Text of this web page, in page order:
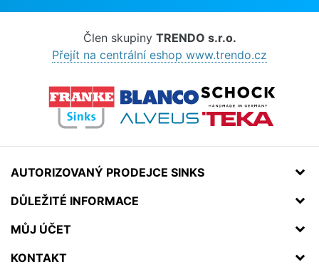
Člen skupiny TRENDO s.r.o.
Přejít na centrální eshop www.trendo.cz
AUTORIZOVANÝ PRODEJCE SINKS
DŮLEŽITÉ INFORMACE
MŮJ ÚČET
KONTAKT